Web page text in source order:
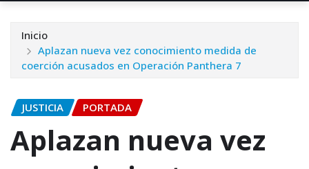
Inicio
Aplazan nueva vez conocimiento medida de
coerción acusados en Operación Panthera 7
JUSTICIA PORTADA
Aplazan nueva vez